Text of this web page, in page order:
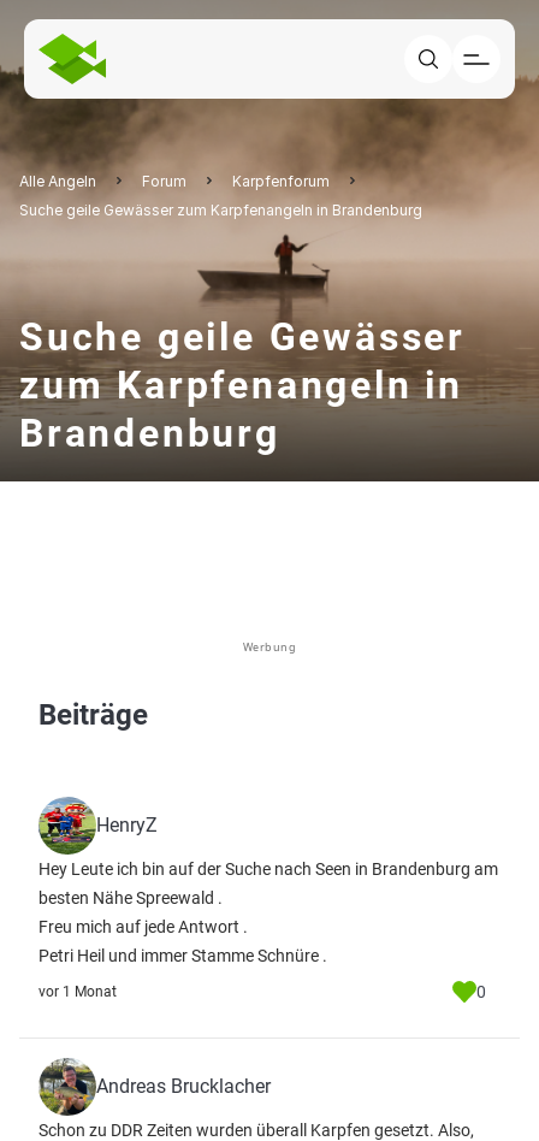
Alle Angeln Forum
Karpfenforum
Suche geile Gewässer zum Karpfenangeln in Brandenburg
Suche geile Gewässer
zum Karpfenangeln in
Brandenburg
Werbung
Beiträge
HenryZ
Hey Leute ich bin auf der Suche nach Seen in Brandenburg am
besten Nähe Spreewald .
Freu mich auf jede Antwort .
Petri Heil und immer Stamme Schnüre .
vor 1 Monat 0
Andreas Brucklacher
Schon zu DDR Zeiten wurden überall Karpfen gesetzt. Also,